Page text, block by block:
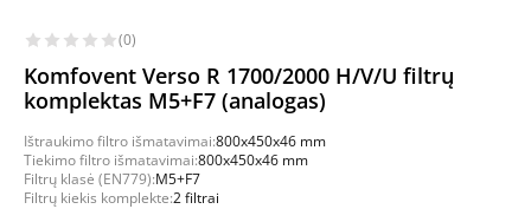
(0)
Komfovent Verso R 1700/2000 H/V/U filtrų
komplektas M5+F7 (analogas)
Ištraukimo filtro išmatavimai:800x450x46 mm
Tiekimo filtro išmatavimai:800x450x46 mm
Filtrų klasė (EN779):M5+F7
Filtrų kiekis komplekte:2 filtrai